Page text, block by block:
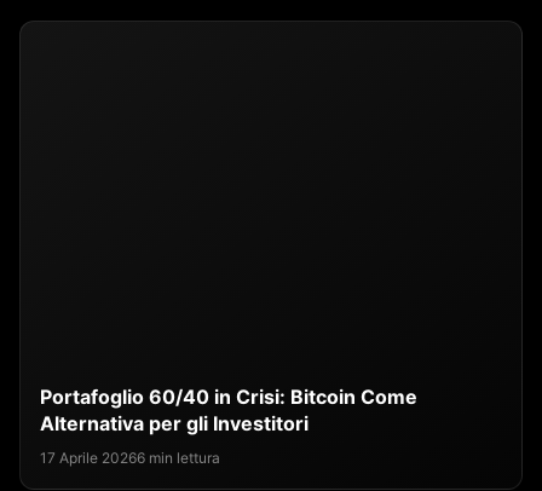
Portafoglio 60/40 in Crisi: Bitcoin Come
Alternativa per gli Investitori
17 Aprile 20266 min lettura